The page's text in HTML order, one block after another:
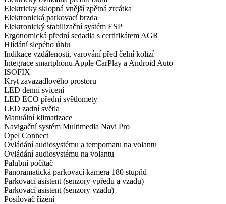
Elektricky sklopná vnější zpětná zrcátka
Elektronická parkovací brzda
Elektronický stabilizační systém ESP
Ergonomická přední sedadla s certifikátem AGR
Hlídání slepého úhlu
Indikace vzdálenosti, varování před čelní kolizí
Integrace smartphonu Apple CarPlay a Android Auto
ISOFIX
Kryt zavazadlového prostoru
LED denní svícení
LED ECO přední světlomety
LED zadní světla
Manuální klimatizace
Navigační systém Multimedia Navi Pro
Opel Connect
Ovládání audiosystému a tempomatu na volantu
Ovládání audiosystému na volantu
Palubní počítač
Panoramatická parkovací kamera 180 stupňů
Parkovací asistent (senzory vpředu a vzadu)
Parkovací asistent (senzory vzadu)
Posilovač řízení